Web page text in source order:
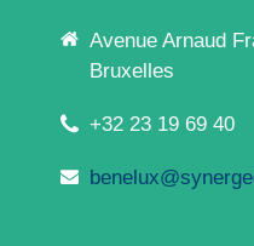
Avenue Arnaud
Bruxelles
+32 23 19 69 40